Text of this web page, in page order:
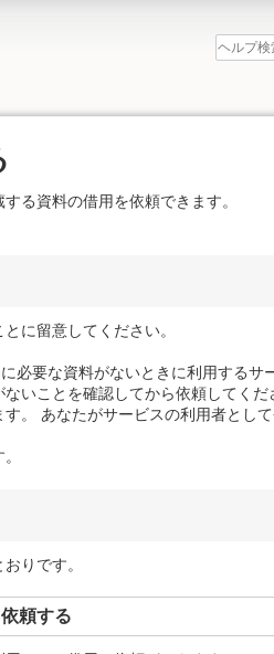
する資料の借用を依頼できます。
に留意してください。
必要な資料がないときに利用するサ
いことを確認してから依頼してくだ
。 あなたがサービスの利用者とし
りです。
頼する